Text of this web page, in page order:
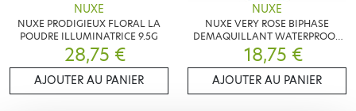
NUXE
NUXE PRODIGIEUX FLORAL LA
POUDRE ILLUMINATRICE 9.5G
28,75 €
AJOUTER AU PANIER
NUXE
NUXE VERY ROSE BIPHASE
DEMAQUILLANT WATERPROOF
100ML
18,75 €
AJOUTER AU PANIER